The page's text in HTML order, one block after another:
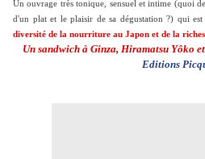
Un ouvrage très tonique, sensuel et intime (quoi
d'un plat et le plaisir de sa dégustation ?) qui
diversité de la nourriture au Japon et de la
Un sandwich à Ginza, Hiramatsu Yôko
Editions